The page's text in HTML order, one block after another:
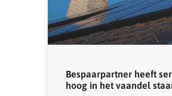
Bespaarpartner heeft
hoog in het vaandel